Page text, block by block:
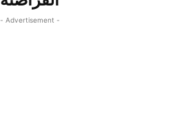
- Advertisement -